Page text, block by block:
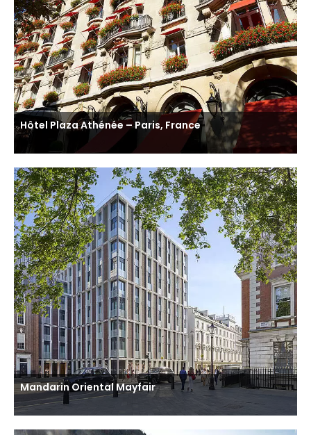
Hôtel Plaza Athénée – Paris, France
Mandarin Oriental Mayfair